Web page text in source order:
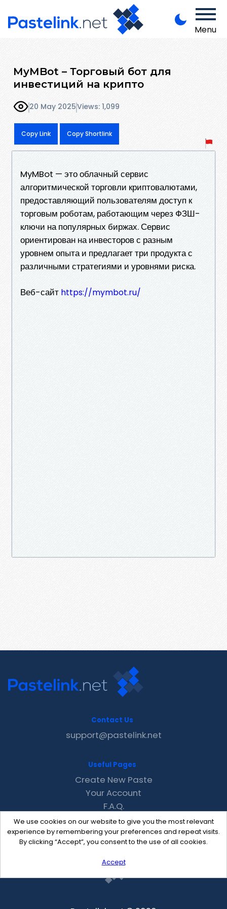
Menu
MyMBot – Торговый бот для
инвестиций на крипто
20 May 2025Views: 1,099
Copy Link Copy Shortlink
MyMBot — это облачный сервис
алгоритмической торговли криптовалютами,
предоставляющий пользователям доступ к
торговым роботам, работающим через ФЗШ-
ключи на популярных биржах. Сервис
ориентирован на инвесторов с разным
уровнем опыта и предлагает три продукта с
различными стратегиями и уровнями риска.
Веб-сайт https://mymbot.ru/
We use cookies on our website to give you the most relevant
experience by remembering your preferences and repeat visits.
By clicking “Accept”, you consent to the use of all cookies.
Accept
Contact Us
support@pastelink.net
Useful Pages
Create New Paste
Your Account
F.A.Q.
Recent
Contact